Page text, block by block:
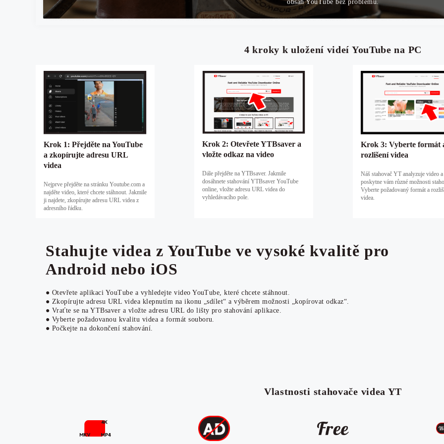
obsah YouTube bez problémů.
4 kroky k uložení videí YouTube na PC
Krok 1: Přejděte na YouTube
a zkopírujte adresu URL
videa
Nejprve přejděte na stránku Youtube.com a
najděte video, které chcete stáhnout. Jakmile
ji najdete, zkopírujte adresu URL videa z
adresního řádku.
Krok 2: Otevřete YTBsaver a
vložte odkaz na video
Dále přejděte na YTBsaver. Jakmile
dosáhnete stahování YTBsaver YouTube
online, vložte adresu URL videa do
vyhledávacího pole.
Krok 3: Vyberte formát
rozlišení videa
Náš stahovač YT analyzuje video a
poskytne vám různé možnosti
Vyberte požadovaný formát a
videa.
Stahujte videa z YouTube ve vysoké kvalitě pro
Android nebo iOS
● Otevřete aplikaci YouTube a vyhledejte video YouTube, které chcete stáhnout.
● Zkopírujte adresu URL videa klepnutím na ikonu „sdílet“ a výběrem možnosti „kopírovat odkaz“.
● Vraťte se na YTBsaver a vložte adresu URL do lišty pro stahování aplikace.
● Vyberte požadovanou kvalitu videa a formát souboru.
● Počkejte na dokončení stahování.
Vlastnosti stahovače videa YT